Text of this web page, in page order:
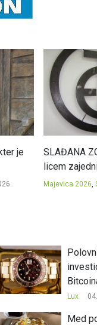
je
SLAĐANA
licem
Majevica 2026,
Lux
Med